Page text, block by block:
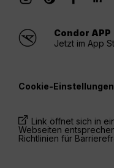
Condor APP
Jetzt im App
Cookie-Einstellungen
Link öffnet sich in
Webseiten
Richtlinien für